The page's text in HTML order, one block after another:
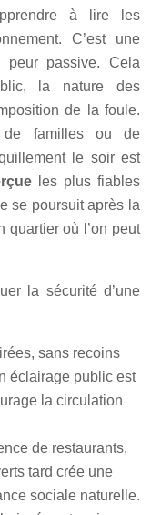
à lire les
C’est une
passive. Cela
la nature des
de la foule.
de familles ou de
le soir est
les plus fiables
se poursuit après la
quartier où l’on peut
la sécurité d’une
sans recoins
éclairage public est
la circulation
de restaurants,
tard crée une
sociale naturelle.